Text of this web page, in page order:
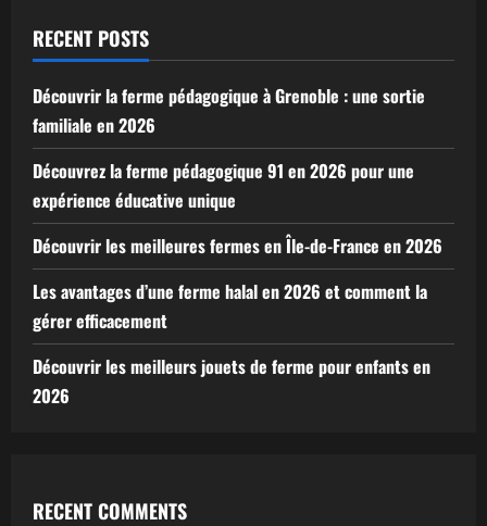
RECENT POSTS
Découvrir la ferme pédagogique à Grenoble : une sortie
familiale en 2026
Découvrez la ferme pédagogique 91 en 2026 pour une
expérience éducative unique
Découvrir les meilleures fermes en Île-de-France en 2026
Les avantages d’une ferme halal en 2026 et comment la
gérer efficacement
Découvrir les meilleurs jouets de ferme pour enfants en
2026
RECENT COMMENTS